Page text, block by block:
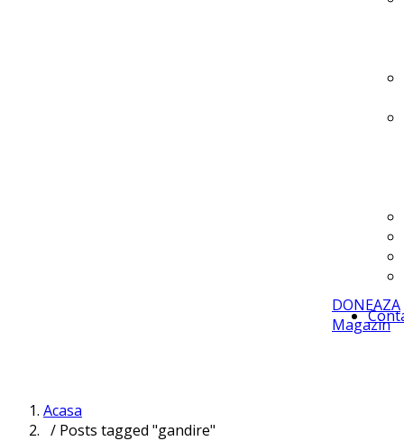
DONEAZA
Magazin
Acasa
/ Posts tagged "gandire"